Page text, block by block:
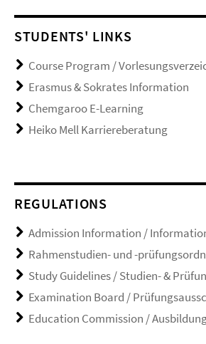
STUDENTS' LINKS
Course Program /
Erasmus & Sokrates Information
Chemgaroo E-Learning
Heiko Mell Karriereberatung
REGULATIONS
Admission Information /
Rahmenstudien- und -
Study Guidelines / Studien- &
Examination Board /
Education Commission /